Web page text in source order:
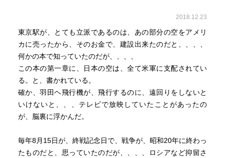
2018.12.23
東京駅が、とても立派であるのは、あの部分の空をアメリ
カに売ったから、そのお金で、建設出来たのだと、、、、
何かの本で知っていたのだが、、、、
この本の第一章に、日本の空は、全て米軍に支配されてい
る。と、書かれている。
確か、羽田ヘ飛行機が、飛行するのに、遠回りをしないと
いけないと、、、テレビで放映していたことがあったの
が、脳裏に浮かんだ。
毎年8月15日が、終戦記念日で、戦争が、昭和20年に終わっ
たものだと、思っていたのだが、、、、ロシアなど抑留さ